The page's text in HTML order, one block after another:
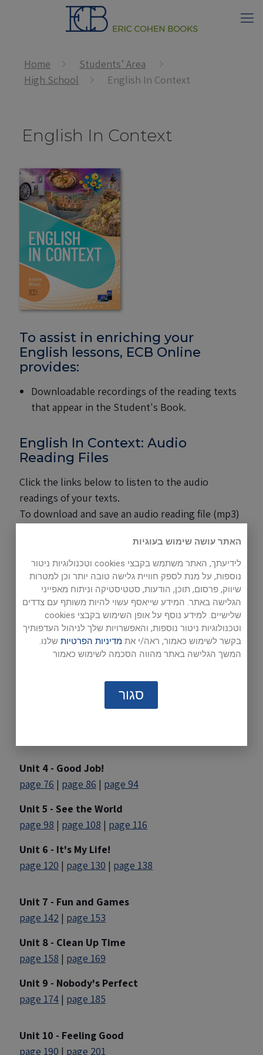
Home
Students’ Area
High School
English In Context
English In Context
To assist in enriching your
English lessons, ECB Online
provides:
Downloadable recordings of the reading texts
that appear in the Student's Book.
English In Context: Audio
Reading Files
Click the links below to listen to the audio
readings of your texts.
To download and save an audio reading file (mp3)
Click 'Save Target As' or 'Save Link As'.
Choose folder to save file.
Unit 1 - Getting the Message
page 10|page 20|page 28
page 50
Unit 4 - Good Job!
page 76 | page 86 | page 94
Unit 5 - See the World
page 98 | page 108 | page 116
Unit 6 - It's My Life!
page 120 | page 130 | page 138
Unit 7 - Fun and Games
page 142 | page 153
Unit 8 - Clean Up Time
page 158 | page 169
Unit 9 - Nobody's Perfect
page 174 | page 185
Unit 10 - Feeling Good
page 190 | page 201
סגור
האתר עושה שימוש בעוגיות
לידיעתך, האתר משתמש בקבצי cookies וטכנולוגיות ניטור
נוספות, על מנת לספק חוויית גלישה טובה יותר וכן למטרות
שיווק, פרסום, תוכן, הודעות, סטטיסטיקה וניתוח מאפייני
הגלישה באתר. המידע שייאסף עשוי להיות משותף עם צדדים
שלישיים. למידע נוסף על אופן השימוש בקבצי cookies
וטכנולוגיות ניטור נוספות, והאפשרויות שלך לניהול העדפותיך
בקשר לשימוש כאמור, ראה/י את מדיניות הפרטיותשלנו.
המשך הגלישה באתר מהווה הסכמה לשימוש כאמור